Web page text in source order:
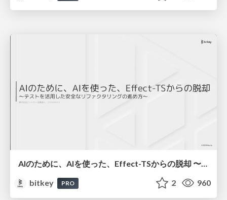
AIのために、AIを使った、Effect-TSからの脱却 〜テストを活用した安全なリファクタリングの進め方〜
bitkey
PRO 2 960